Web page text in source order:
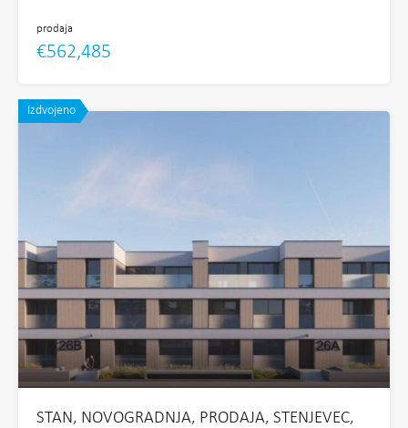
prodaja
€562,485
Izdvojeno
STAN, NOVOGRADNJA, PRODAJA, STENJEVEC,